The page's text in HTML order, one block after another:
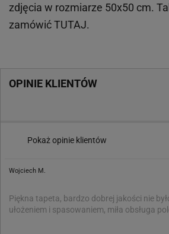
zdjęcia w rozmiarze 50x50 cm.
zamówićTUTAJ.
OPINIE KLIENTÓW
Pokaż opinie klientów
Wojciech M.
Piękna tapeta, bardzo dobrej jakości nie
ułożeniem i spasowaniem, miła obsługa